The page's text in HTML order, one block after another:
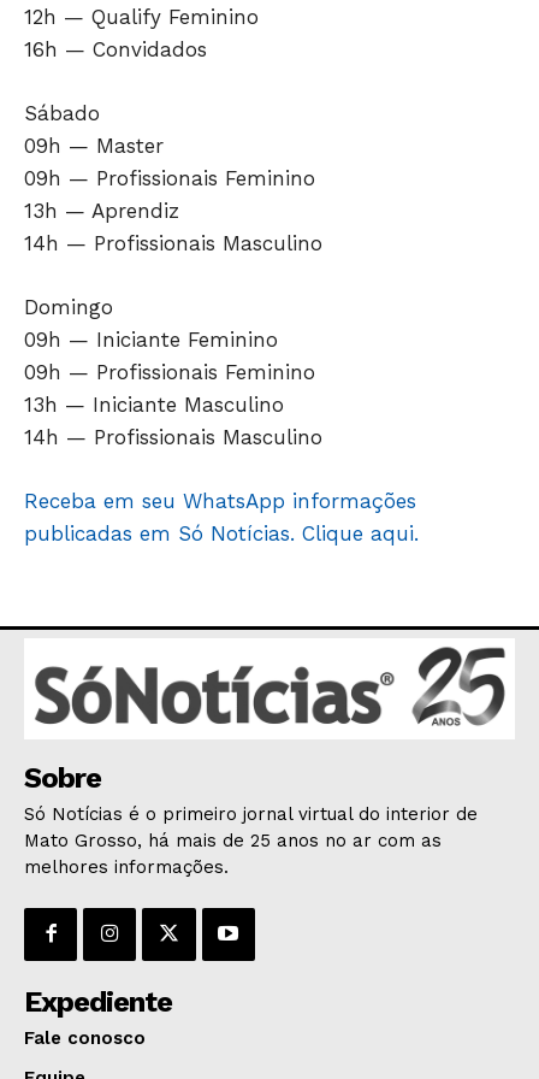
POLÍTICA
POLÍCIA
OPINIÃO
GERAL
EDUCAÇÃO
AGRONOTÍCIAS
ÚLTIMAS NOTÍCIAS
12h — Qualify Feminino
16h — Convidados
Sábado
09h — Master
09h — Profissionais Feminino
13h — Aprendiz
14h — Profissionais Masculino
Domingo
09h — Iniciante Feminino
09h — Profissionais Feminino
13h — Iniciante Masculino
14h — Profissionais Masculino
Receba em seu WhatsApp informações
publicadas em Só Notícias. Clique aqui.
Sobre
Só Notícias é o primeiro jornal virtual do interior de
Mato Grosso, há mais de 25 anos no ar com as
melhores informações.
Expediente
Fale conosco